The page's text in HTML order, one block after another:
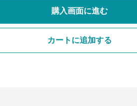
購入画面に進む
カートに追加する